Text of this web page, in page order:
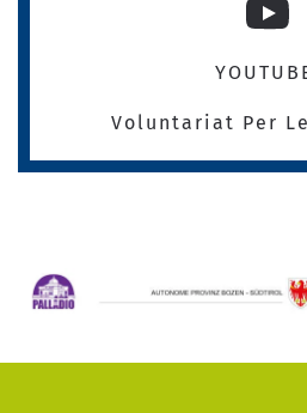
Voluntariat Per